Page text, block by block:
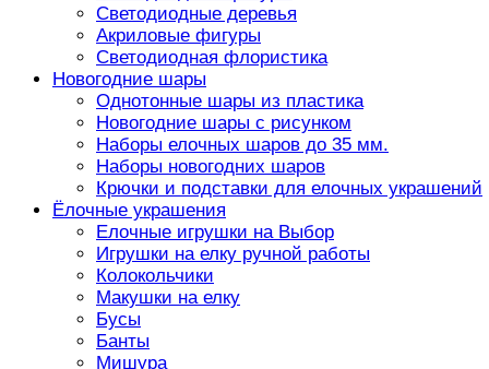
Светодиодные деревья
Акриловые фигуры
Светодиодная флористика
Новогодние шары
Однотонные шары из пластика
Новогодние шары с рисунком
Наборы елочных шаров до 35 мм.
Наборы новогодних шаров
Крючки и подставки для елочных украшений
Ёлочные украшения
Елочные игрушки на Выбор
Игрушки на елку ручной работы
Колокольчики
Макушки на елку
Бусы
Банты
Мишура